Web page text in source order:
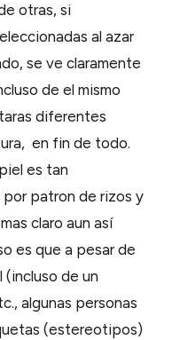
otras, si
al azar
se ve claramente
de el mismo
diferentes
en fin de todo.
es tan
por patron de rizos y
claro aun así
es que a pesar de
de un
algunas personas
(estereotipos)